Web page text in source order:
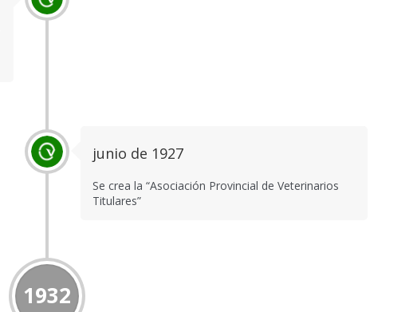
junio de 1927
Se crea la “Asociación Provincial de Veterinarios
Titulares”
1932